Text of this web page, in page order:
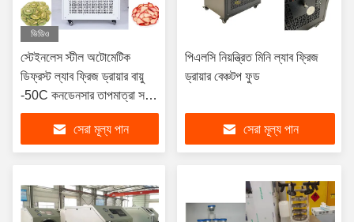
ভিডিও
স্টেইনলেস স্টীল অটোমেটিক
ডিফ্রস্ট ল্যাব ফ্রিজ ড্রায়ার বায়ু
-50C কনডেনসার তাপমাত্রা সঙ্গে
শীতল
সেরা মূল্য পান
পিএলসি নিয়ন্ত্রিত মিনি ল্যাব ফ্রিজ
ড্রায়ার বেঞ্চটপ ফুড
সেরা মূল্য পান